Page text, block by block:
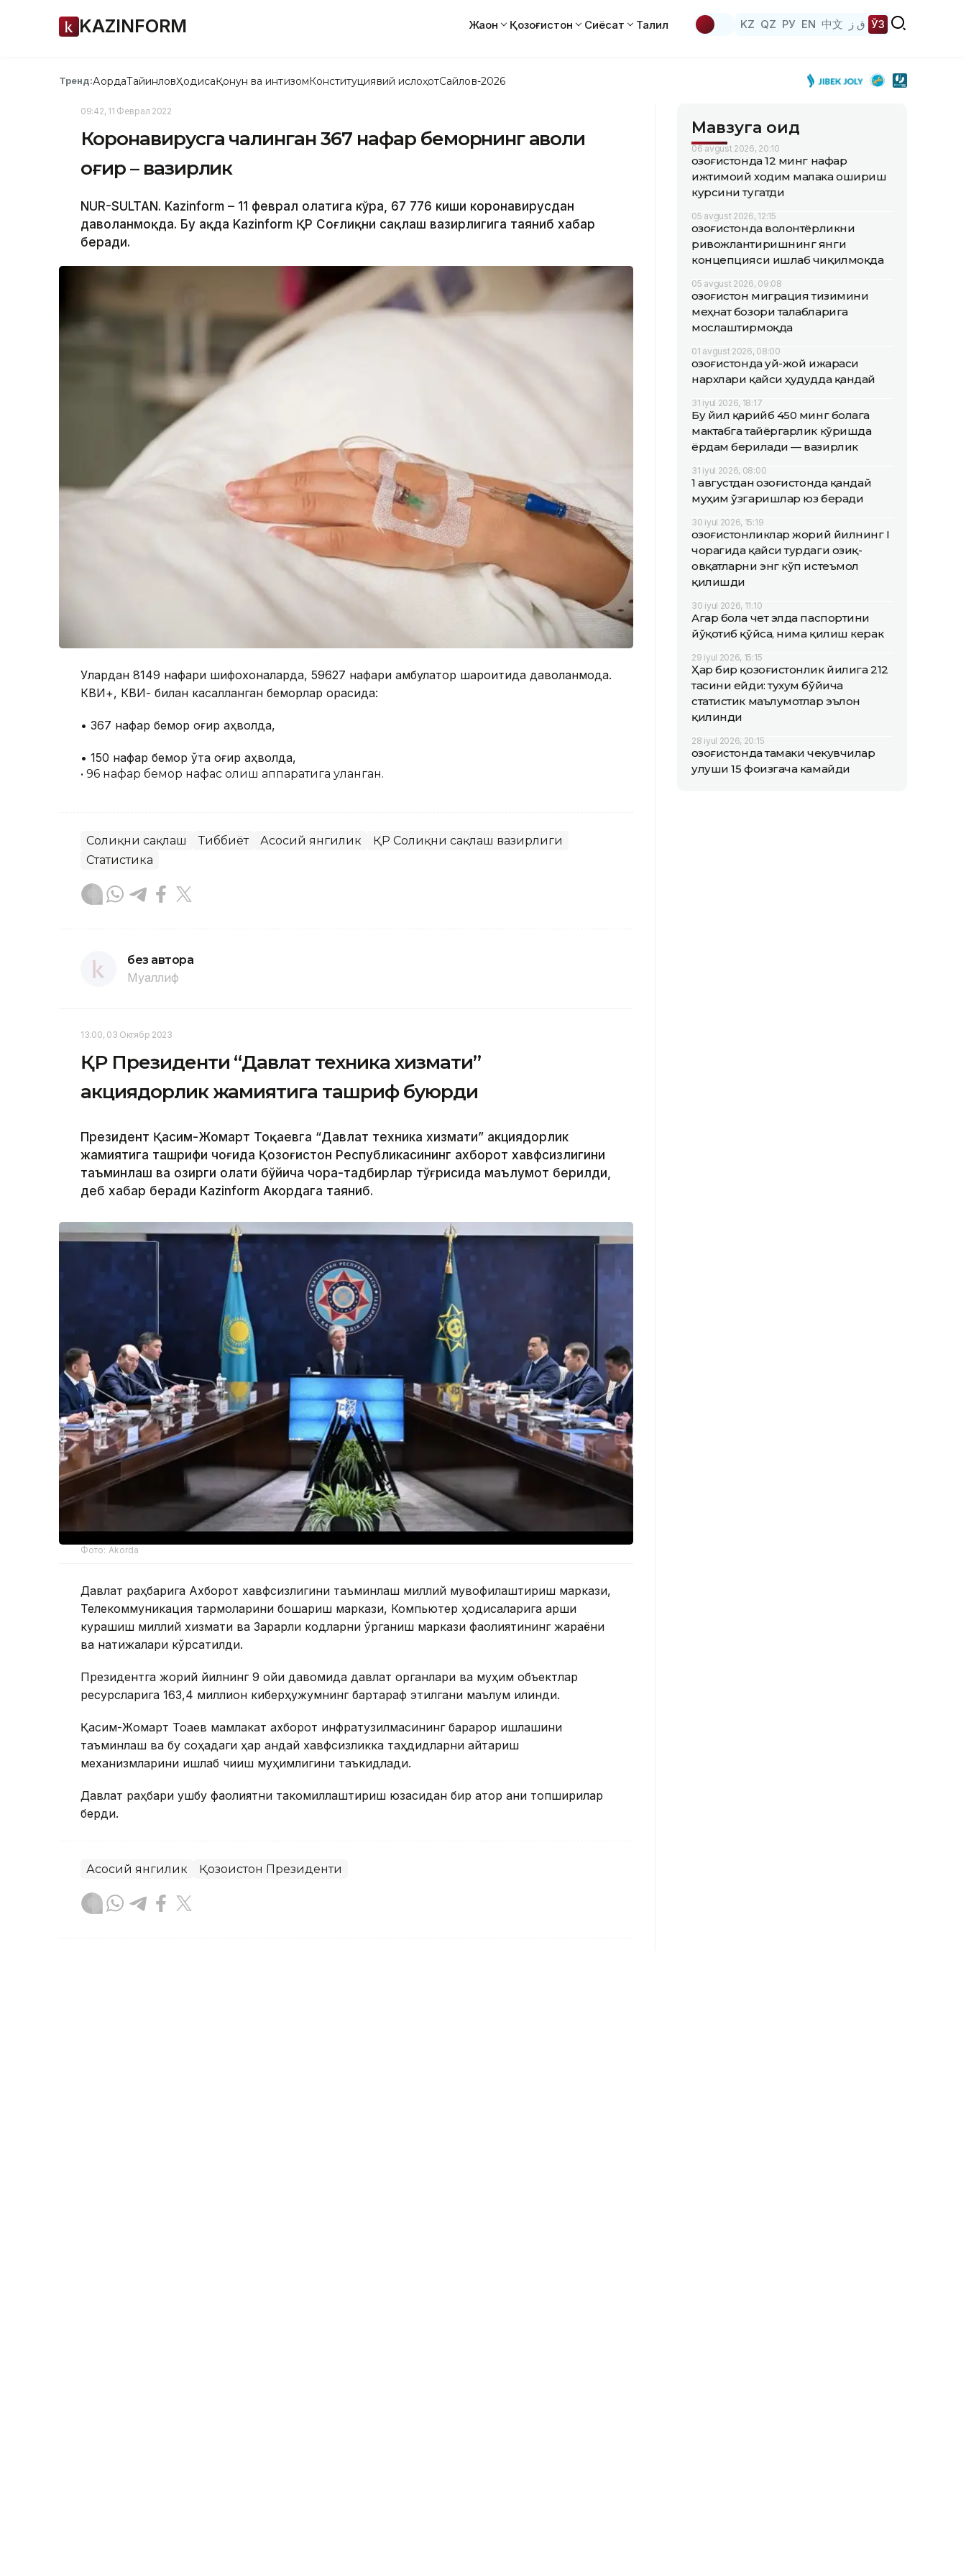
KAZINFORM Жаҳон Қозоғистон Сиёсат Таҳлил KZ QZ РУ EN 中文 ق ز ЎЗ
Тренд:АқордаТайинловҲодисаҚонун ва интизомКонституциявий ислоҳотСайлов-2026
09:42, 11 Феврал 2022
Коронавирусга чалинган 367 нафар беморнинг аҳволи
оғир – вазирлик
NUR-SULTAN. Kazinform – 11 феврал ҳолатига кўра, 67 776 киши коронавирусдан
даволанмоқда. Бу ҳақда Kazinform ҚР Соғлиқни сақлаш вазирлигига таяниб хабар
беради.
Улардан 8149 нафари шифохоналарда, 59627 нафари амбулатор шароитида даволанмоқда.
КВИ+, КВИ- билан касалланган беморлар орасида:
• 367 нафар бемор оғир аҳволда,
• 150 нафар бемор ўта оғир аҳволда,
• 96 нафар бемор нафас олиш аппаратига уланган.
Соғлиқни сақлаш Тиббиёт Асосий янгилик
ҚР Соғлиқни сақлаш вазирлиги
Статистика
без автора
Муаллиф
13:00, 03 Октябр 2023
ҚР Президенти “Давлат техника хизмати”
акциядорлик жамиятига ташриф буюрди
Президент Қасим-Жомарт Тоқаевга “Давлат техника хизмати” акциядорлик
жамиятига ташрифи чоғида Қозоғистон Республикасининг ахборот хавфсизлигини
таъминлаш ва ҳозирги ҳолати бўйича чора-тадбирлар тўғрисида маълумот берилди,
деб хабар беради Каzinform Акордага таяниб.
Фото: Akorda
Давлат раҳбарига Ахборот хавфсизлигини таъминлаш миллий мувофиқлаштириш маркази,
Телекоммуникация тармоқларини бошқариш маркази, Компьютер ҳодисаларига қарши
курашиш миллий хизмати ва Зарарли кодларни ўрганиш маркази фаолиятининг жараёни
ва натижалари кўрсатилди.
Президентга жорий йилнинг 9 ойи давомида давлат органлари ва муҳим объектлар
ресурсларига 163,4 миллион киберҳужумнинг бартараф этилгани маълум қилинди.
Қасим-Жомарт Тоқаев мамлакат ахборот инфратузилмасининг барқарор ишлашини
таъминлаш ва бу соҳадаги ҳар қандай хавфсизликка таҳдидларни қайтариш
механизмларини ишлаб чиқиш муҳимлигини таъкидлади.
Давлат раҳбари ушбу фаолиятни такомиллаштириш юзасидан бир қатор аниқ топшириқлар
берди.
Асосий янгилик Қозоғистон Президенти
Мавзуга оид
06 avgust 2026, 20:10
Қозоғистонда 12 минг нафар
ижтимоий ходим малака ошириш
курсини тугатди
05 avgust 2026, 12:15
Қозоғистонда волонтёрликни
ривожлантиришнинг янги
концепцияси ишлаб чиқилмоқда
05 avgust 2026, 09:08
Қозоғистон миграция тизимини
меҳнат бозори талабларига
мослаштирмоқда
01 avgust 2026, 08:00
Қозоғистонда уй-жой ижараси
нархлари қайси ҳудудда қандай
31 iyul 2026, 18:17
Бу йил қарийб 450 минг болага
мактабга тайёргарлик кўришда
ёрдам берилади — вазирлик
31 iyul 2026, 08:00
1 августдан Қозоғистонда қандай
муҳим ўзгаришлар юз беради
30 iyul 2026, 15:19
Қозоғистонликлар жорий йилнинг I
чорагида қайси турдаги озиқ-
овқатларни энг кўп истеъмол
қилишди
30 iyul 2026, 11:10
Агар бола чет элда паспортини
йўқотиб қўйса, нима қилиш керак
29 iyul 2026, 15:15
Ҳар бир қозоғистонлик йилига 212
тасини ейди: тухум бўйича
статистик маълумотлар эълон
қилинди
28 iyul 2026, 20:15
Қозоғистонда тамаки чекувчилар
улуши 15 фоизгача камайди